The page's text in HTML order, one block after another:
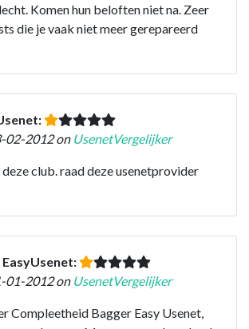
Komen hun beloften niet na. Zeer
die je vaak niet meer gerepareerd
02-2012 on UsenetVergelijker
club. raad deze usenetprovider
01-2012 on UsenetVergelijker
Compleetheid Bagger Easy Usenet,